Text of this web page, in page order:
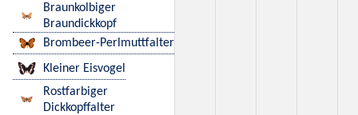
Braunkolbiger
Braundickkopf
Brombeer-Perlmuttfalter
Kleiner Eisvogel
Rostfarbiger
Dickkopffalter